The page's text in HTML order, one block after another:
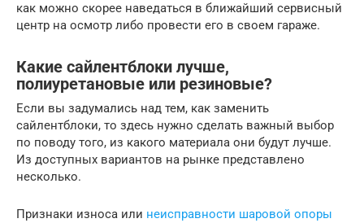
как можно скорее наведаться в ближайший сервисный
центр на осмотр либо провести его в своем гараже.
Какие сайлентблоки лучше,
полиуретановые или резиновые?
Если вы задумались над тем, как заменить
сайлентблоки, то здесь нужно сделать важный выбор
по поводу того, из какого материала они будут лучше.
Из доступных вариантов на рынке представлено
несколько.
Признаки износа или неисправности шаровой опоры